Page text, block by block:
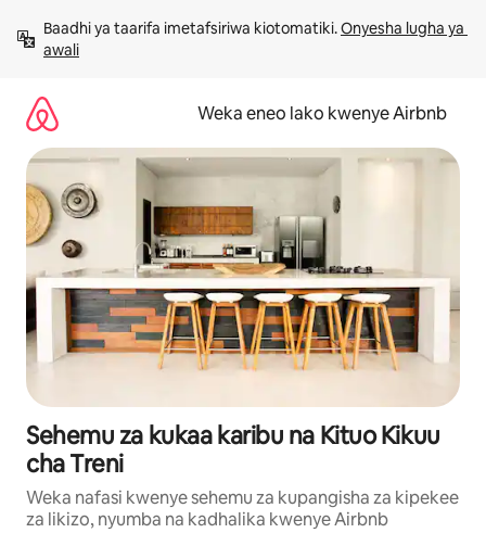
kwenda
kwenye
Baadhi ya taarifa imetafsiriwa kiotomatiki. Onyesha lugha ya
awali
Weka eneo lako kwenye Airbnb
Sehemu za kukaa karibu na Kituo Kikuu
cha Treni
Weka nafasi kwenye sehemu za kupangisha za kipekee
za likizo, nyumba na kadhalika kwenye Airbnb